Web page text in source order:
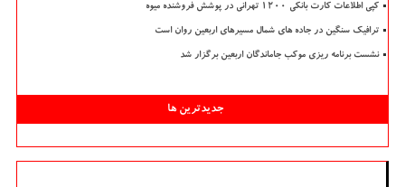
کپی اطلاعات کارت بانکی ۱۲۰۰ تهرانی در پوشش فروشنده میوه
ترافیک سنگین در جاده های شمال مسیرهای اربعین روان است
نشست برنامه ریزی موکب جاماندگان اربعین برگزار شد
جدیدترین ها